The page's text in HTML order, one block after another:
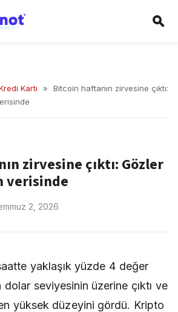
Kartı »
Bitcoin haftanın zirvesine çıktı:
zirvesine çıktı: Gözler
verisinde
2, 2026
yaklaşık yüzde 4 değer
seviyesinin üzerine çıktı ve
yüksek düzeyini gördü. Kripto